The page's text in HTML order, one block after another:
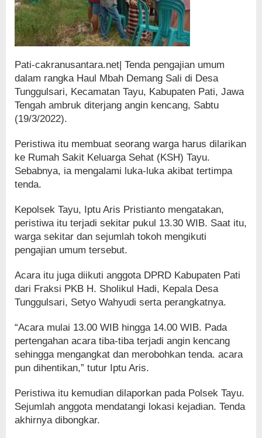
Pati-cakranusantara.net| Tenda pengajian umum
dalam rangka Haul Mbah Demang Sali di Desa
Tunggulsari, Kecamatan Tayu, Kabupaten Pati, Jawa
Tengah ambruk diterjang angin kencang, Sabtu
(19/3/2022).
Peristiwa itu membuat seorang warga harus dilarikan
ke Rumah Sakit Keluarga Sehat (KSH) Tayu.
Sebabnya, ia mengalami luka-luka akibat tertimpa
tenda.
Kepolsek Tayu, Iptu Aris Pristianto mengatakan,
peristiwa itu terjadi sekitar pukul 13.30 WIB. Saat itu,
warga sekitar dan sejumlah tokoh mengikuti
pengajian umum tersebut.
Acara itu juga diikuti anggota DPRD Kabupaten Pati
dari Fraksi PKB H. Sholikul Hadi, Kepala Desa
Tunggulsari, Setyo Wahyudi serta perangkatnya.
“Acara mulai 13.00 WIB hingga 14.00 WIB. Pada
pertengahan acara tiba-tiba terjadi angin kencang
sehingga mengangkat dan merobohkan tenda. acara
pun dihentikan,” tutur Iptu Aris.
Peristiwa itu kemudian dilaporkan pada Polsek Tayu.
Sejumlah anggota mendatangi lokasi kejadian. Tenda
akhirnya dibongkar.